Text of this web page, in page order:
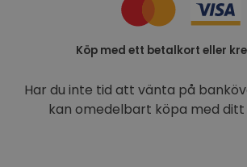
Köp med ett betalkort eller
Har du inte tid att vänta på
kan omedelbart köpa med ditt